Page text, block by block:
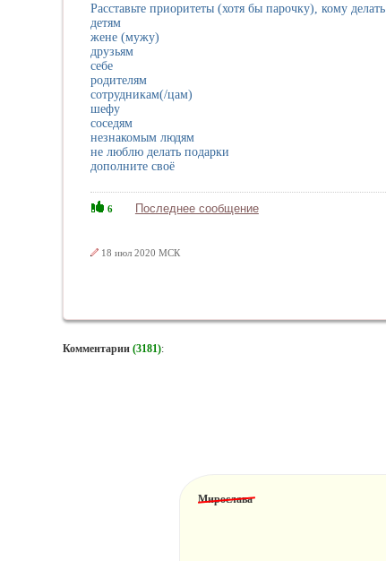
Расставьте приоритеты (хотя бы парочку), кому
детям
жене (мужу)
друзьям
себе
родителям
сотрудникам(/цам)
шефу
соседям
незнакомым людям
не люблю делать подарки
дополните своё
6 Последнее сообщение
18 июл 2020 МСК
Комментарии (3181):
Мирослава